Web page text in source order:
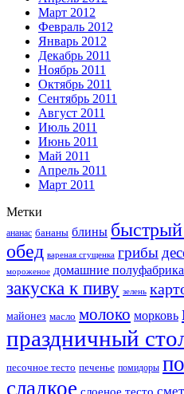
Март 2012
Февраль 2012
Январь 2012
Декабрь 2011
Ноябрь 2011
Октябрь 2011
Сентябрь 2011
Август 2011
Июль 2011
Июнь 2011
Май 2011
Апрель 2011
Март 2011
Метки
ананас бананы блины быстрый
обед вареная сгущенка грибы
мороженое домашние
закуска к пиву зелень
майонез масло молоко морковь
праздничный
песочное тесто печенье помидоры
сладкое